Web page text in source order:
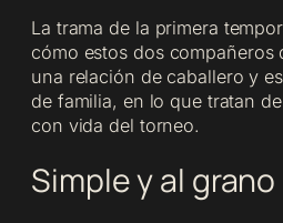
La trama de la primera
cómo estos dos compañeros
una relación de caballero y
de familia, en lo que tratan
con vida del torneo.
Simple y al grano